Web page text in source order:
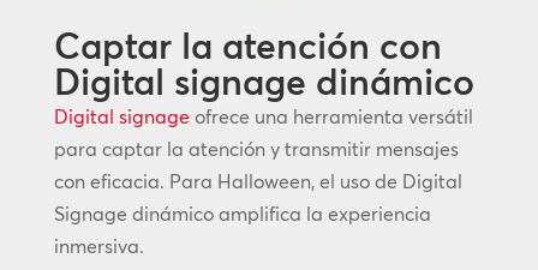
Captar la atención con
Digital signage dinámico
Digital signage ofrece una herramienta versátil
para captar la atención y transmitir mensajes
con eficacia. Para Halloween, el uso de Digital
Signage dinámico amplifica la experiencia
inmersiva.